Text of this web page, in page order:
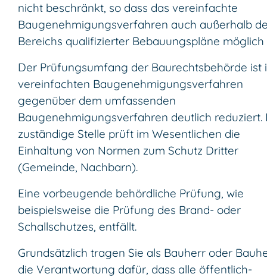
nicht beschränkt, so dass das vereinfachte
Baugenehmigungsverfahren auch außerhalb
Bereichs qualifizierter Bebauungspläne möglich
Der Prüfungsumfang der Baurechtsbehörde ist
vereinfachten Baugenehmigungsverfahren
gegenüber dem umfassenden
Baugenehmigungsverfahren deutlich reduziert.
zuständige Stelle prüft im Wesentlichen die
Einhaltung von Normen zum Schutz Dritter
(Gemeinde, Nachbarn).
Eine vorbeugende behördliche Prüfung, wie
beispielsweise die Prüfung des Brand- oder
Schallschutzes, entfällt.
Grundsätzlich tragen Sie als Bauherr oder
die Verantwortung dafür, dass alle öffentlich-